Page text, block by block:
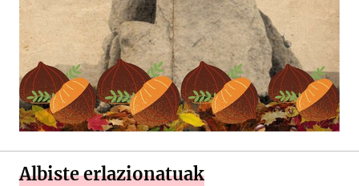
Albiste erlazionatuak